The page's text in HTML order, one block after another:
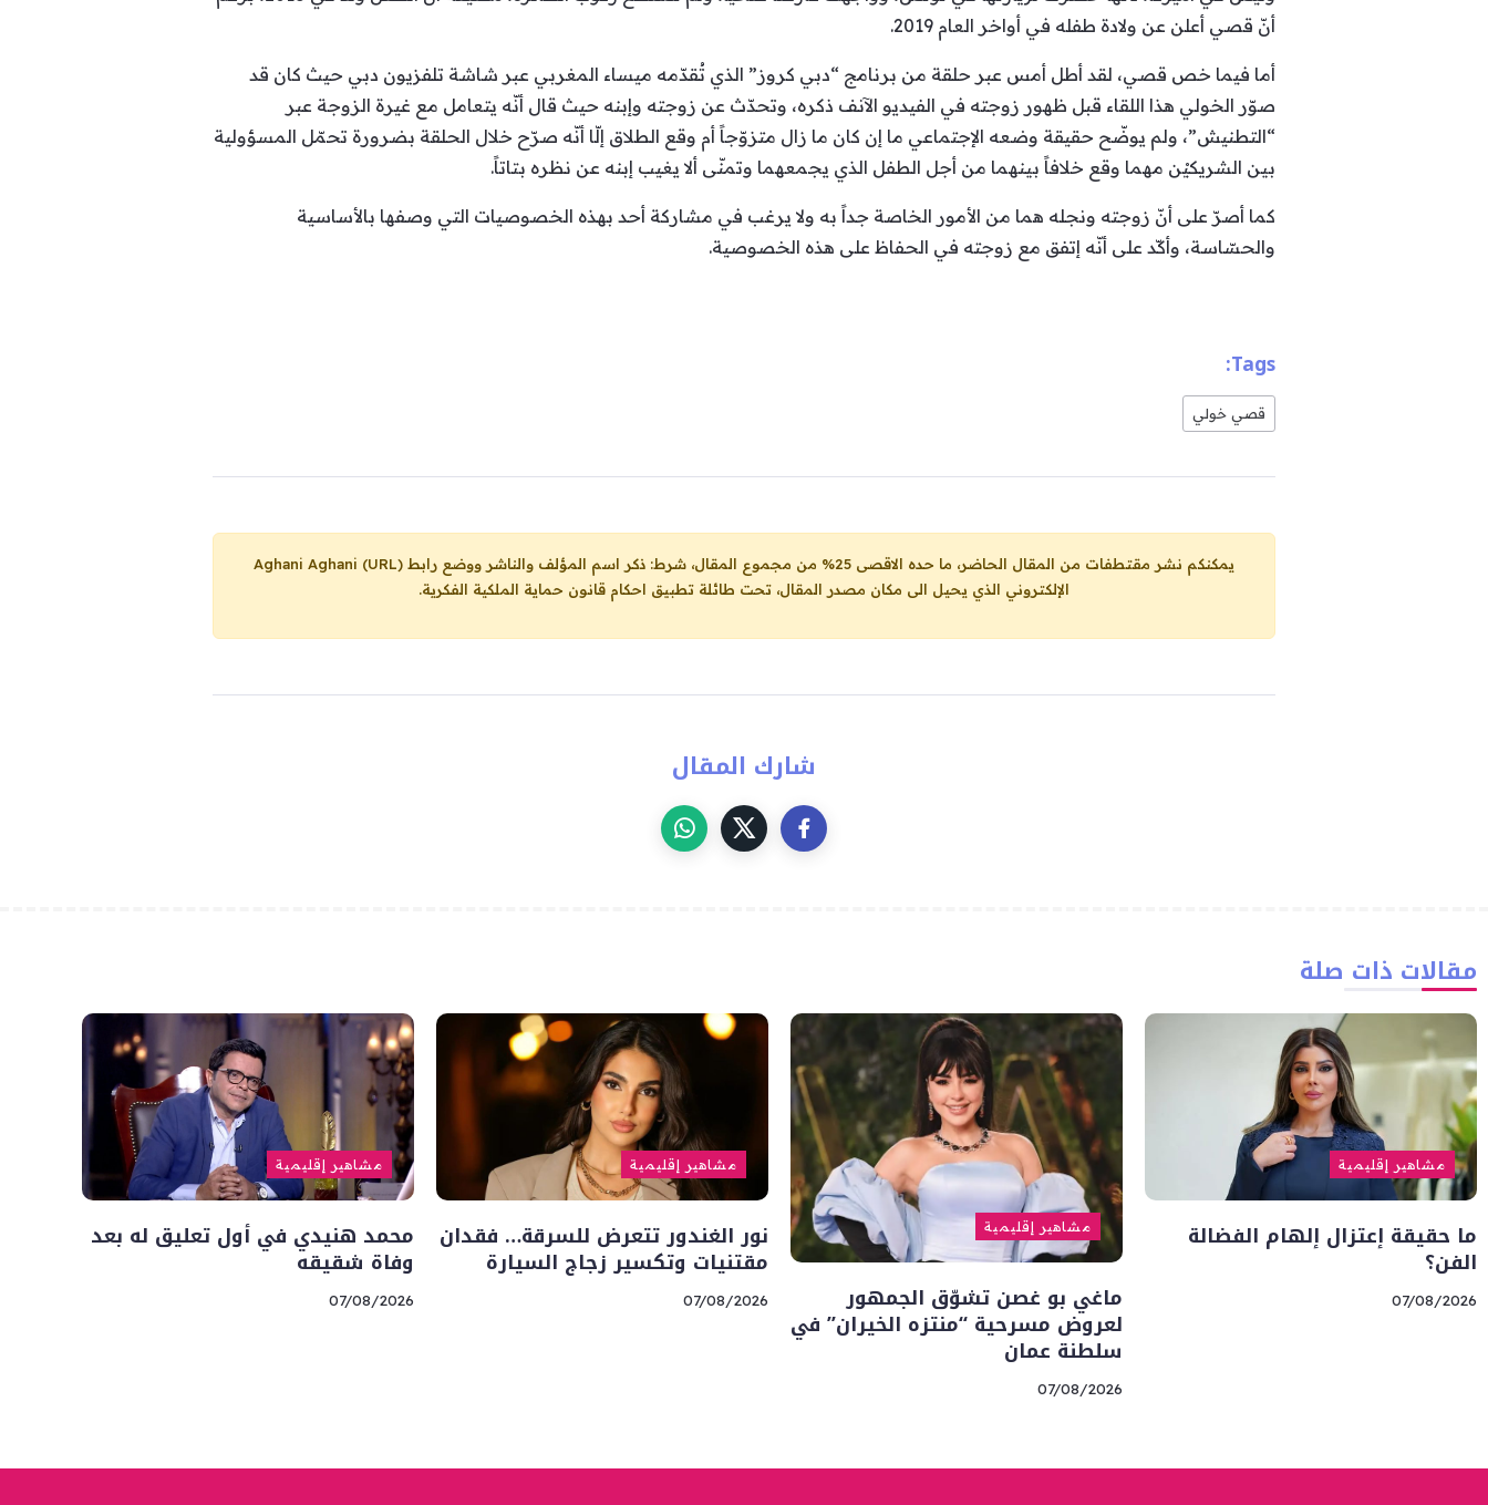
أنّ قصي أعلن عن ولادة طفله في أواخر العام 2019.
أما فيما خص قصي، لقد أطل أمس عبر حلقة من برنامج “دبي كروز” الذي تُقدّمه ميساء المغربي عبر شاشة تلفزيون دبي حيث كان قد
صوّر الخولي هذا اللقاء قبل ظهور زوجته في الفيديو الآنف ذكره، وتحدّث عن زوجته وإبنه حيث قال أنّه يتعامل مع غيرة الزوجة عبر
“التطنيش”، ولم يوضّح حقيقة وضعه الإجتماعي ما إن كان ما زال متزوّجاً أم وقع الطلاق إلّا أنّه صرّح خلال الحلقة بضرورة تحمّل المسؤولية
بين الشريكيْن مهما وقع خلافاً بينهما من أجل الطفل الذي يجمعهما وتمنّى ألا يغيب إبنه عن نظره بتاتاً.
كما أصرّ على أنّ زوجته ونجله هما من الأمور الخاصة جداً به ولا يرغب في مشاركة أحد بهذه الخصوصيات التي وصفها بالأساسية
والحسّاسة، وأكّد على أنّه إتفق مع زوجته في الحفاظ على هذه الخصوصية.
Tags:
قصي خولي
يمكنكم نشر مقتطفات من المقال الحاضر، ما حده الاقصى 25% من مجموع المقال، شرط: ذكر اسم المؤلف والناشر ووضع رابط
Aghani Aghani (URL)
الإلكتروني الذي يحيل الى مكان مصدر المقال، تحت طائلة تطبيق احكام قانون حماية الملكية الفكرية.
شارك المقال
مقالات ذات صلة
مشاهير إقليمية
ما حقيقة إعتزال إلهام الفضالة
الفن؟
07/08/2026
مشاهير إقليمية
ماغي بو غصن تشوّق الجمهور
لعروض مسرحية “منتزه الخيران” في
سلطنة عمان
07/08/2026
مشاهير إقليمية
نور الغندور تتعرض للسرقة… فقدان
مقتنيات وتكسير زجاج السيارة
07/08/2026
مشاهير إقليمية
محمد هنيدي في أول تعليق له بعد
وفاة شقيقه
07/08/2026